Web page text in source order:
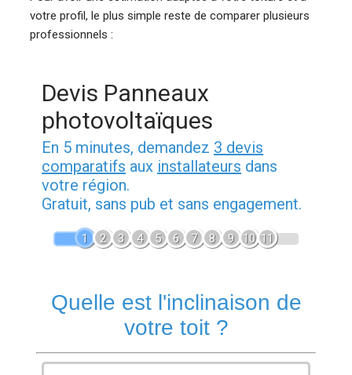
votre profil, le plus simple reste de comparer plusieurs
professionnels :
Devis Panneaux
photovoltaïques
En 5 minutes, demandez 3 devis
comparatifs aux installateurs dans
votre région.
Gratuit, sans pub et sans engagement.
1 2 3 4 5 6 7 8 9 10 11
Quelle est l'inclinaison de
votre toit ?